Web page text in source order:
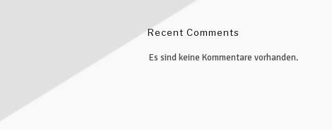
Recent Comments
Es sind keine Kommentare vorhanden.